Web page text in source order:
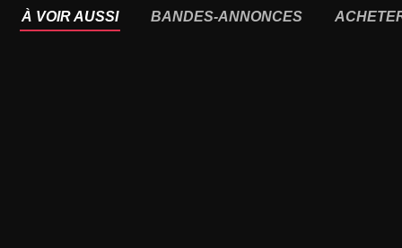
À VOIR AUSSI BANDES-ANNONCES